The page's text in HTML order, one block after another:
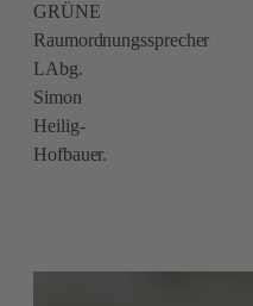
GRÜNE
Raumordnungssprecher
LAbg.
Simon
Heilig-
Hofbauer.